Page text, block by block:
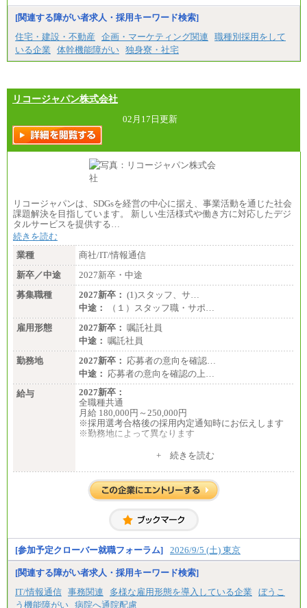
■特定職員※
大学院卒/月給234,000円～263,000円
大学卒/月給219,000円～246,000円
短大・高専卒/月給197,000円～222,000円
※拠点型職員、特定職員の給与は、生活の拠点が定
す。
中途：
全職種共通
月給制
226,600円～390,100円（勤務地域等により異なりま
す）
・ご経験やスキルを考慮し、選考の中で決定いたし
ます。
・試用期間中も同額支給します。
[関連する障がい者求人・採用キーワード検索]
住宅・建設・不動産
企画・マーケティング関連
職種別採用をして
いる企業
体幹機能障がい 独身寮・社宅
リコージャパン株式会社
02月17日更新
リコージャパンは、SDGsを経営の中心に据え、事業活動を通じた社会
課題解決を目指しています。 新しい生活様式や働き方に対応したデジ
タルサービスを提供する…
続きを読む
業種
商社/IT/情報通信
新卒／中途
2027新卒・中途
募集職種
2027新卒： (1)スタッフ、サ…
中途：
（１）スタッフ職・サポ…
雇用形態
2027新卒： 嘱託社員
中途： 嘱託社員
勤務地
2027新卒： 応募者の意向を確認…
中途： 応募者の意向を確認の上…
給与
2027新卒：
全職種共通
月給 180,000円～250,000円
※採用選考合格後の採用内定通知時にお伝えします
※勤務地によって異なります
月給 200,000円～250,000円
入社時の処遇は経験・能力を考慮の上、当社規程に
より決定します。
お伝えします。
+ 続きを読む
[参加予定クローバー就職フォーラム] 2026/9/5 (土) 東京
[関連する障がい者求人・採用キーワード検索]
IT/情報通信 事務関連 多様な雇用形態を導入している企業
ぼうこ
う機能障がい 病院へ通院配慮